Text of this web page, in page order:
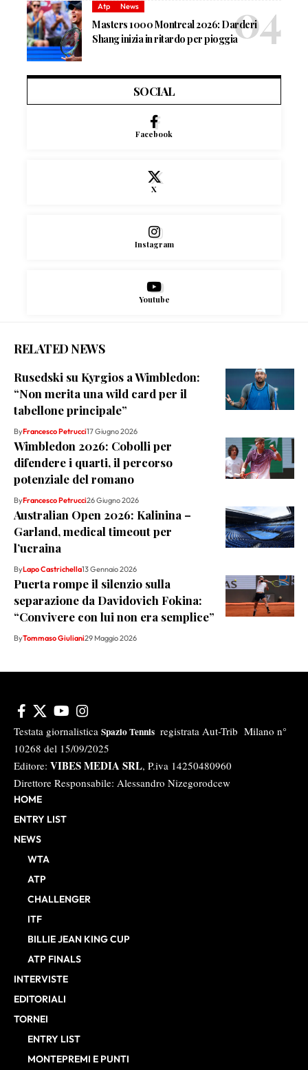
Atp News
Masters 1000 Montreal 2026: Darderi
Shang inizia in ritardo per pioggia
SOCIAL
Facebook
X
Instagram
Youtube
RELATED NEWS
Rusedski su Kyrgios a Wimbledon:
“Non merita una wild card per il
tabellone principale”
ByFrancesco Petrucci17 Giugno 2026
Wimbledon 2026: Cobolli per
difendere i quarti, il percorso
potenziale del romano
ByFrancesco Petrucci26 Giugno 2026
Australian Open 2026: Kalinina –
Garland, medical timeout per
l’ucraina
ByLapo Castrichella13 Gennaio 2026
Puerta rompe il silenzio sulla
separazione da Davidovich Fokina:
“Convivere con lui non era semplice”
ByTommaso Giuliani29 Maggio 2026
Testata giornalistica Spazio Tennis registrata Aut-Trib Milano n°
10268 del 15/09/2025
Editore: VIBES MEDIA SRL, P.iva 14250480960
Direttore Responsabile: Alessandro Nizegorodcew
HOME
ENTRY LIST
NEWS
WTA
ATP
CHALLENGER
ITF
BILLIE JEAN KING CUP
ATP FINALS
INTERVISTE
EDITORIALI
TORNEI
ENTRY LIST
MONTEPREMI E PUNTI